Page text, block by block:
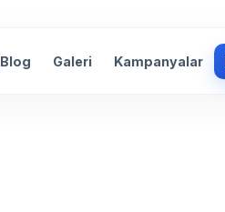
Blog Galeri Kampanyalar